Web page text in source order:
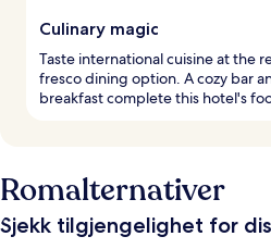
Culinary magic
Taste international cuisine at the
fresco dining option. A cozy bar
breakfast complete this hotel's
Romalternativer
Sjekk tilgjengelighet for